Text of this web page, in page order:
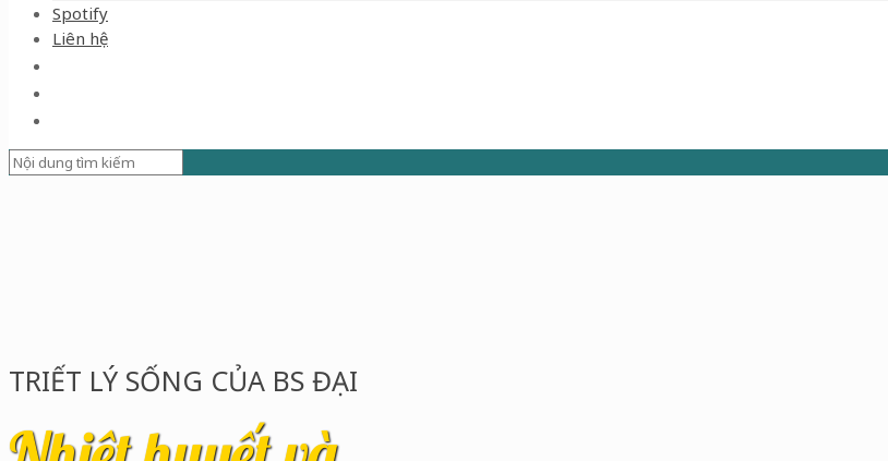
Spotify
Liên hệ
TRIẾT LÝ SỐNG CỦA BS ĐẠI